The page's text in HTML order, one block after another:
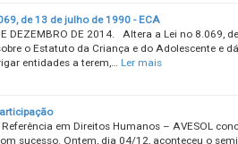
de 13 de julho de 1990 - ECA
DEZEMBRO DE 2014. Altera a Lei no 8.069,
o Estatuto da Criança e do Adolescente e
entidades a terem,…
Ler mais
em Direitos Humanos – AVESOL
sucesso. Ontem, dia 04/12, aconteceu o